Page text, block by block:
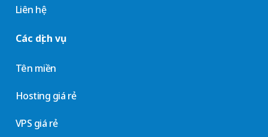
Liên hệ
Các dịch vụ
Tên miền
Hosting giá rẻ
VPS giá rẻ